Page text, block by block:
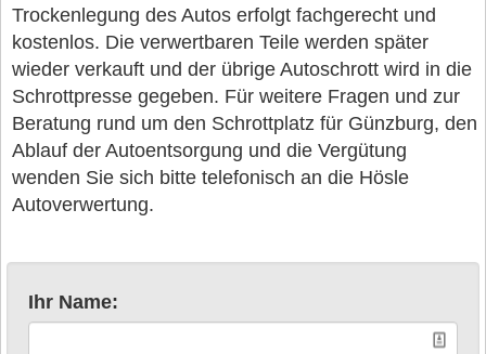
Trockenlegung des Autos erfolgt fachgerecht und
kostenlos. Die verwertbaren Teile werden später
wieder verkauft und der übrige Autoschrott wird in die
Schrottpresse gegeben. Für weitere Fragen und zur
Beratung rund um den Schrottplatz für Günzburg, den
Ablauf der Autoentsorgung und die Vergütung
wenden Sie sich bitte telefonisch an die Hösle
Autoverwertung.
Ihr Name: